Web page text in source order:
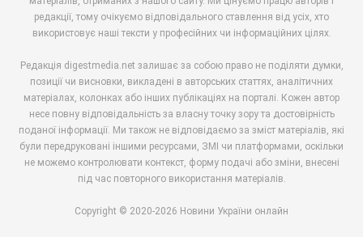
редакції, тому очікуємо відповідального ставлення від усіх, хто
використовує наші тексти у професійних чи інформаційних цілях.
Редакція digestmedia.net залишає за собою право не поділяти думки,
позиції чи висновки, викладені в авторських статтях, аналітичних
матеріалах, колонках або інших публікаціях на порталі. Кожен автор
несе повну відповідальність за власну точку зору та достовірність
поданої інформації. Ми також не відповідаємо за зміст матеріалів, які
були передруковані іншими ресурсами, ЗМІ чи платформами, оскільки
не можемо контролювати контекст, форму подачі або зміни, внесені
під час повторного використання матеріалів.
Copyright © 2020-2026 Новини України онлайн